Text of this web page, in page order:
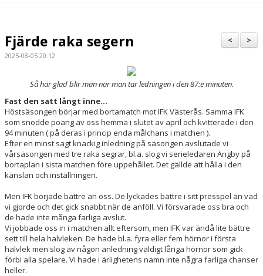
BILDGALLERI
KONTAKT
>
<
Fjärde raka segern
2025-08-05 20:12
Så här glad blir man när man tar ledningen i den 87:e minuten.
Fast den satt långt inne...
Höstsäsongen börjar med bortamatch mot IFK Västerås. Samma IFK
som snodde poäng av oss hemma i slutet av april och kvitterade i den
94 minuten ( på deras i princip enda målchans i matchen ).
Efter en minst sagt knackig inledning på säsongen avslutade vi
vårsäsongen med tre raka segrar, bl.a. slog vi serieledaren Ängby på
bortaplan i sista matchen före uppehållet. Det gällde att hålla i den
känslan och inställningen.
Men IFK började bättre än oss. De lyckades bättre i sitt presspel än vad
vi gjorde och det gick snabbt när de anföll. Vi försvarade oss bra och
de hade inte många farliga avslut.
Vi jobbade oss in i matchen allt eftersom, men IFK var ändå lite bättre
sett till hela halvleken. De hade bl.a. fyra eller fem hörnor i första
halvlek men slog av någon anledning väldigt långa hörnor som gick
förbi alla spelare. Vi hade i ärlighetens namn inte några farliga chanser
heller.